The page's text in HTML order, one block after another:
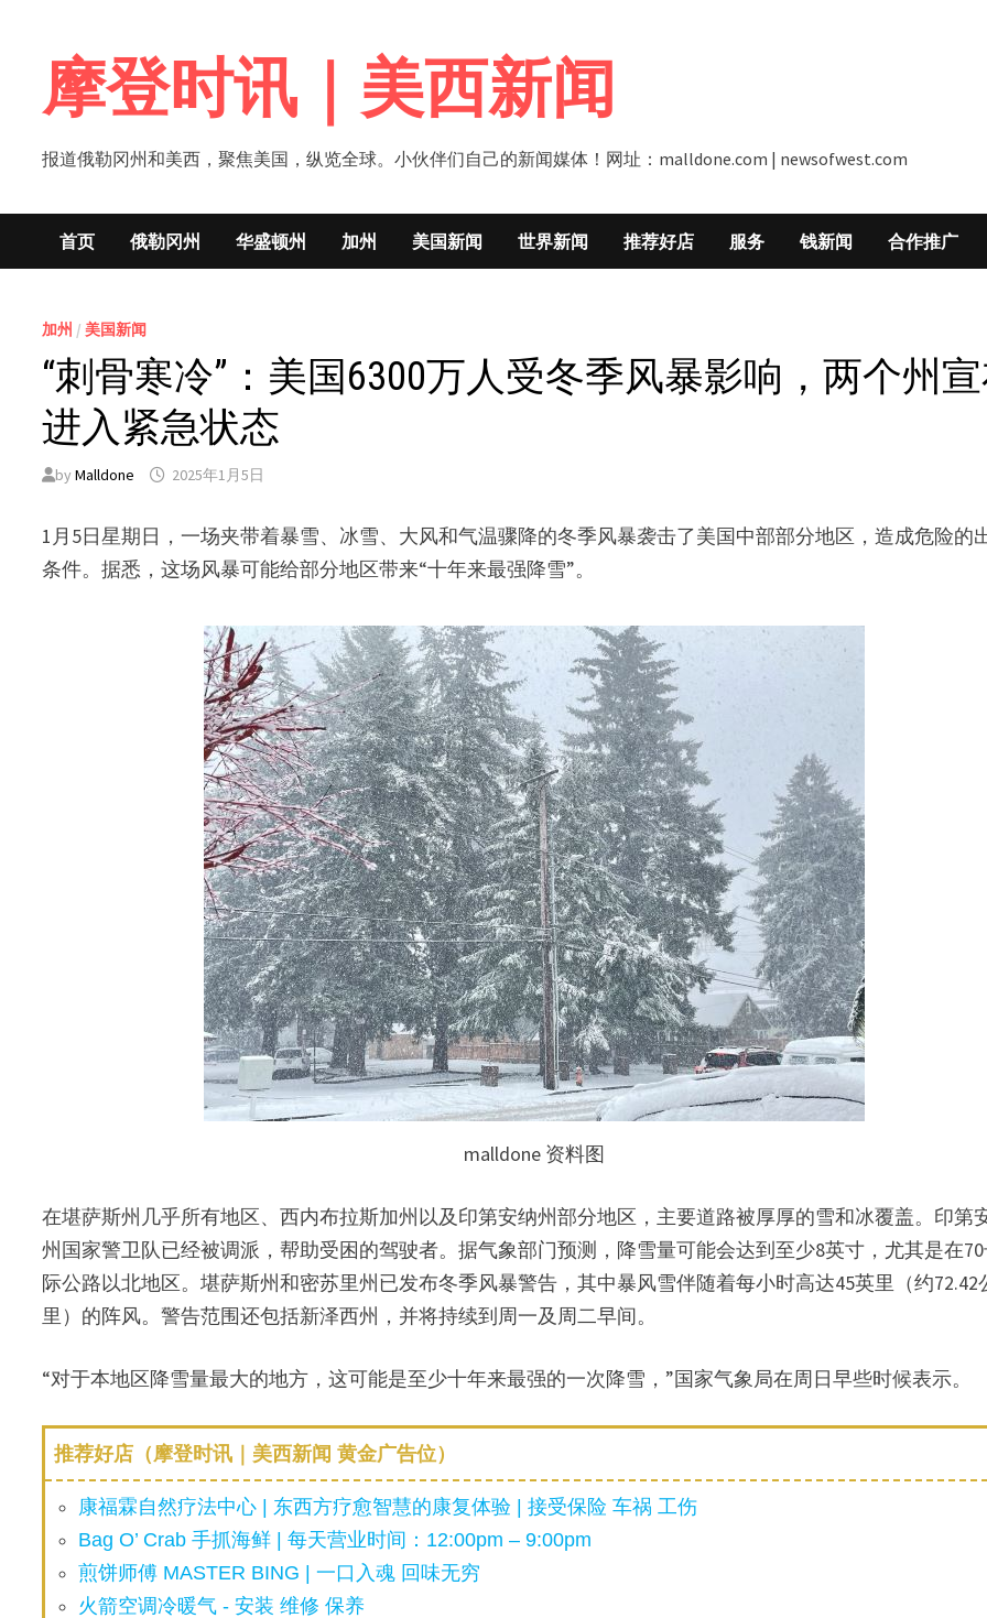
content摩登时讯｜美西新闻
报道俄勒冈州和美西，聚焦美国，纵览全球。小伙伴们自己的新闻媒体！网址：malldone.com | newsofwest.com
首页 俄勒冈州 华盛顿州 加州 美国新闻 世界新闻 推荐好店 服务 钱新闻 合作推广
加州 /美国新闻
“刺骨寒冷”：美国6300万人受冬季风暴影响，两个州
进入紧急状态
byMalldone 2025年1月5日
1月5日星期日，一场夹带着暴雪、冰雪、大风和气温骤降的冬季风暴袭击了美国中部部分地区，造成危险的
条件。据悉，这场风暴可能给部分地区带来“十年来最强降雪”。
malldone 资料图
在堪萨斯州几乎所有地区、西内布拉斯加州以及印第安纳州部分地区，主要道路被厚厚的雪和冰覆盖。印第
州国家警卫队已经被调派，帮助受困的驾驶者。据气象部门预测，降雪量可能会达到至少8英寸，尤其是在70
际公路以北地区。堪萨斯州和密苏里州已发布冬季风暴警告，其中暴风雪伴随着每小时高达45英里（约72.42
里）的阵风。警告范围还包括新泽西州，并将持续到周一及周二早间。
“对于本地区降雪量最大的地方，这可能是至少十年来最强的一次降雪，”国家气象局在周日早些时候表示。
推荐好店（摩登时讯｜美西新闻 黄金广告位）
康福霖自然疗法中心 | 东西方疗愈智慧的康复体验 | 接受保险 车祸 工伤
Bag O’ Crab 手抓海鲜 | 每天营业时间：12:00pm – 9:00pm
煎饼师傅 MASTER BING | 一口入魂 回味无穷
火箭空调冷暖气 - 安装 维修 保养